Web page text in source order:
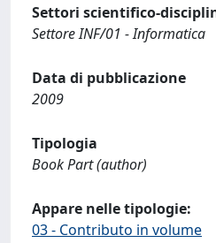
Settori scientifico-
Settore INF/01 - Informatica
Data di pubblicazione
2009
Tipologia
Book Part (author)
Appare nelle tipologie:
03 - Contributo in volume